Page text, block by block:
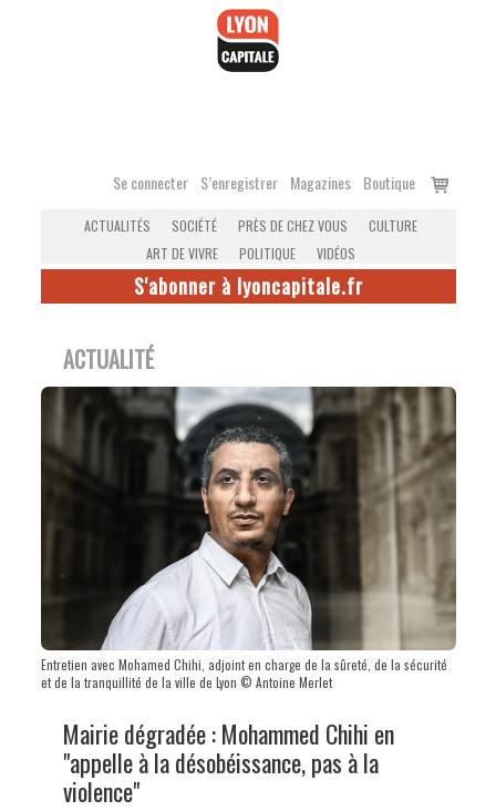
Se connecter S’enregistrer Magazines Boutique
Voir
ACTUALITÉS SOCIÉTÉ PRÈS DE CHEZ VOUS
CULTURE
ART DE VIVRE
POLITIQUE VIDÉOS
S'abonner à lyoncapitale.fr
ACTUALITÉ
Entretien avec Mohamed Chihi, adjoint en charge de la sûreté, de la sécurité
et de la tranquillité de la ville de Lyon © Antoine Merlet
Mairie dégradée : Mohammed Chihi en
"appelle à la désobéissance, pas à la
violence"